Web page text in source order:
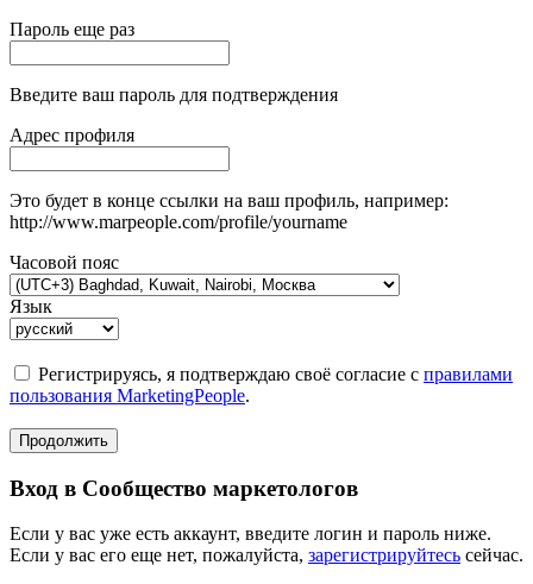
Пароль еще раз
Введите ваш пароль для подтверждения
Адрес профиля
Это будет в конце ссылки на ваш профиль, например:
http://www.marpeople.com/profile/yourname
Часовой пояс
Язык
Регистрируясь, я подтверждаю своё согласие с правилами
пользования MarketingPeople.
Продолжить
Вход в Сообщество маркетологов
Если у вас уже есть аккаунт, введите логин и пароль ниже.
Если у вас его еще нет, пожалуйста, зарегистрируйтесь сейчас.